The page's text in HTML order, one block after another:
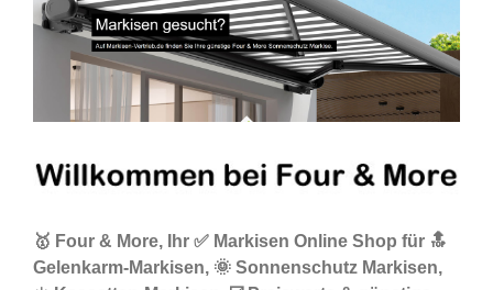
🥇 Four & More, Ihr ✅ Markisen Online Shop für 🔝
Gelenkarm-Markisen, 🌞 Sonnenschutz Markisen,